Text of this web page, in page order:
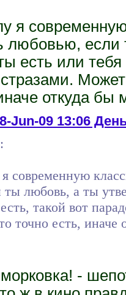
я
любовью,
есть или
откуда бы
Jun-09 13:06
современную
любовь, а ты
такой вот
точно есть, иначе
-